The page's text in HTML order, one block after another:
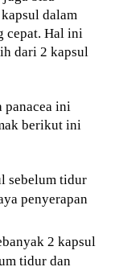
dalam
cepat. Hal ini
dari 2 kapsul
panacea ini
berikut ini
sebelum tidur
penyerapan
2 kapsul
tidur dan